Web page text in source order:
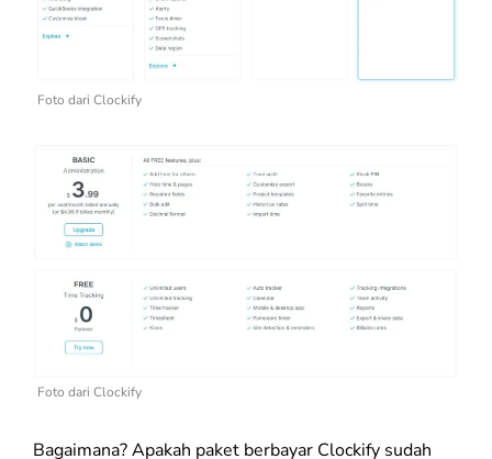
Foto dari Clockify
Foto dari Clockify
Bagaimana? Apakah paket berbayar Clockify sudah